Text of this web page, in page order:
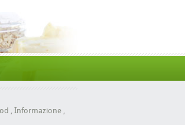
, Informazione ,